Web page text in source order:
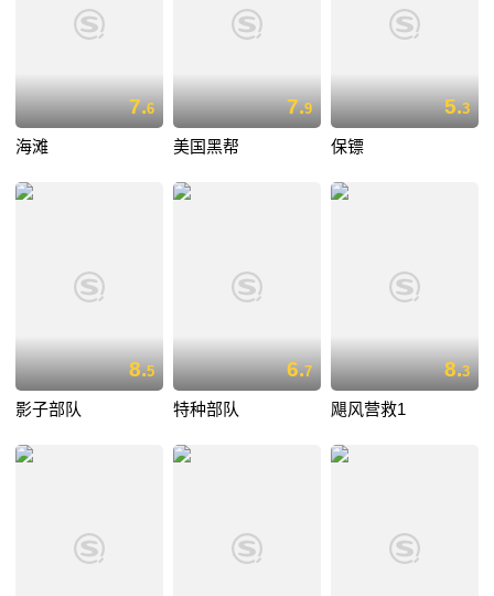
7.6
海滩
7.9
美国黑帮
5.3
保镖
8.5
影子部队
6.7
特种部队
8.3
飓风营救1